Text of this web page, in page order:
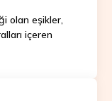
olan eşikler,
içeren